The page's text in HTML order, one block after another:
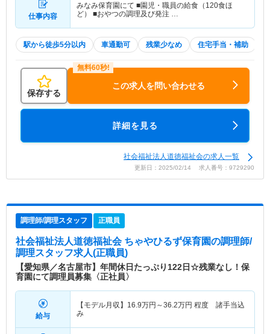
仕事内容
みなみ保育園にて ■園児・職員の給食（120食ほ
ど） ■おやつの調理及び発注 …
駅から徒歩5分以内 車通勤可 残業少なめ 住宅手当・補助
保存する
この求人を問い合わせる
詳細を見る
社会福祉法人道徳福祉会の求人一覧
更新日：2025/02/14 求人番号：9729290
調理師/調理スタッフ 正職員
社会福祉法人道徳福祉会 ちゃやひるず保育園の調理師/
調理スタッフ求人(正職員)
【愛知県／名古屋市】年間休日たっぷり122日☆残業なし！保
育園にて調理員募集〈正社員〉
給与
【モデル月収】 16.9万円～36.2万円 程度 諸手当込
み